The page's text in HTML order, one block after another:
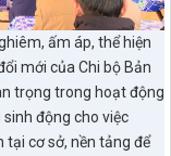
ấm áp, thể hiện
mới của Chi bộ Bản
trọng trong hoạt động
động cho việc
tại cơ sở, nền tảng để